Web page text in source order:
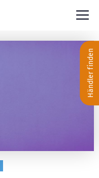
Händler finden